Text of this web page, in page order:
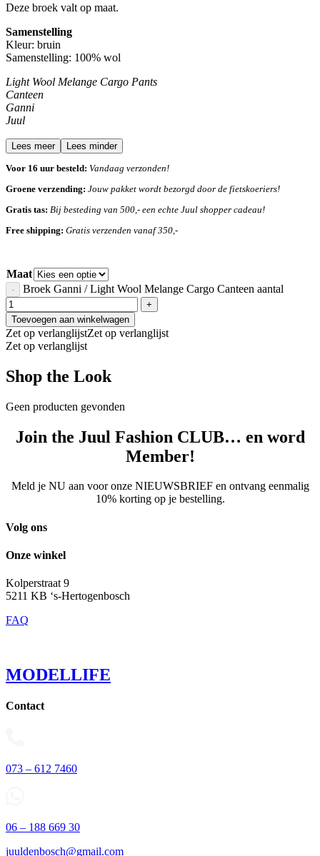
Deze broek valt op maat.
Samenstelling
Kleur: bruin
Samenstelling: 100% wol
Light Wool Melange Cargo Pants
Canteen
Ganni
Juul
Lees meer Lees minder
Voor 16 uur besteld: Vandaag verzonden!
Groene verzending: Jouw pakket wordt bezorgd door de fietskoeriers!
Gratis tas: Bij besteding van 500,- een echte Juul shopper cadeau!
Free shipping: Gratis verzenden vanaf 350,-
Maat
Broek Ganni / Light Wool Melange Cargo Canteen aantal
Toevoegen aan winkelwagen
Zet op verlanglijstZet op verlanglijst
Zet op verlanglijst
Shop the Look
Geen producten gevonden
Join the Juul Fashion CLUB… en word
Member!
Meld je NU aan voor onze NIEUWSBRIEF en ontvang eenmalig
10% korting op je bestelling.
Volg ons
Onze winkel
Kolperstraat 9
5211 KB ‘s-Hertogenbosch
FAQ
MODELLIFE
Contact
073 – 612 7460
06 – 188 669 30
juuldenbosch@gmail.com